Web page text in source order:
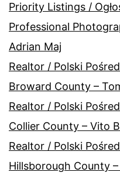
Priority Listings /
Professional
Adrian Maj
Realtor / Polski
Broward County –
Realtor / Polski
Collier County – Vito
Realtor / Polski
Hillsborough County